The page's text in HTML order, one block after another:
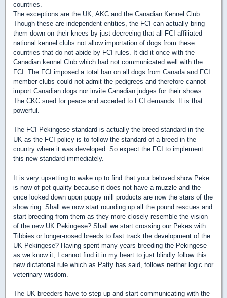
countries.
The exceptions are the UK, AKC and the Canadian Kennel Club.
Though these are independent entities, the FCI can actually bring
them down on their knees by just decreeing that all FCI affiliated
national kennel clubs not allow importation of dogs from these
countries that do not abide by FCI rules. It did it once with the
Canadian kennel Club which had not communicated well with the
FCI. The FCI imposed a total ban on all dogs from Canada and FCI
member clubs could not admit the pedigrees and therefore cannot
import Canadian dogs nor invite Canadian judges for their shows.
The CKC sued for peace and acceded to FCI demands. It is that
powerful.
The FCI Pekingese standard is actually the breed standard in the
UK as the FCI policy is to follow the standard of a breed in the
country where it was developed. So expect the FCI to implement
this new standard immediately.
It is very upsetting to wake up to find that your beloved show Peke
is now of pet quality because it does not have a muzzle and the
once looked down upon puppy mill products are now the stars of the
show ring. Shall we now start rounding up all the pound rescues and
start breeding from them as they more closely resemble the vision
of the new UK Pekingese? Shall we start crossing our Pekes with
Tibbies or longer-nosed breeds to fast track the development of the
UK Pekingese? Having spent many years breeding the Pekingese
as we know it, I cannot find it in my heart to just blindly follow this
new dictatorial rule which as Patty has said, follows neither logic nor
veterinary wisdom.
The UK breeders have to step up and start communicating with the